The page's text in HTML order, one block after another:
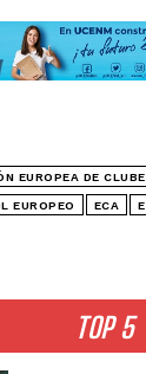
TOP 5
EUROPEA DE
EUROPEO ECA